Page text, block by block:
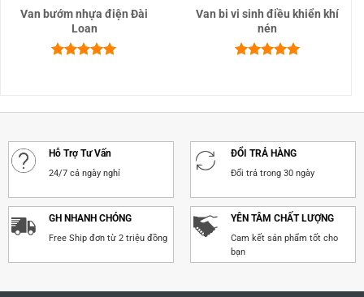
Van bướm nhựa điện Đài
Loan
Van bi vi sinh điều khiển khí
nén
Hỗ Trợ Tư Vấn
24/7 cả ngày nghỉ
ĐỔI TRẢ HÀNG
Đổi trả trong 30 ngày
GH NHANH CHÓNG
Free Ship đơn từ 2 triệu đồng
YÊN TÂM CHẤT LƯỢNG
Cam kết sản phẩm tốt cho
bạn